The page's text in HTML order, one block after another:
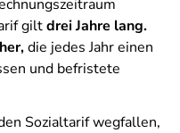
giltdrei Jahre lang.
die jedes Jahr einen
und befristete
Sozialtarif wegfallen,